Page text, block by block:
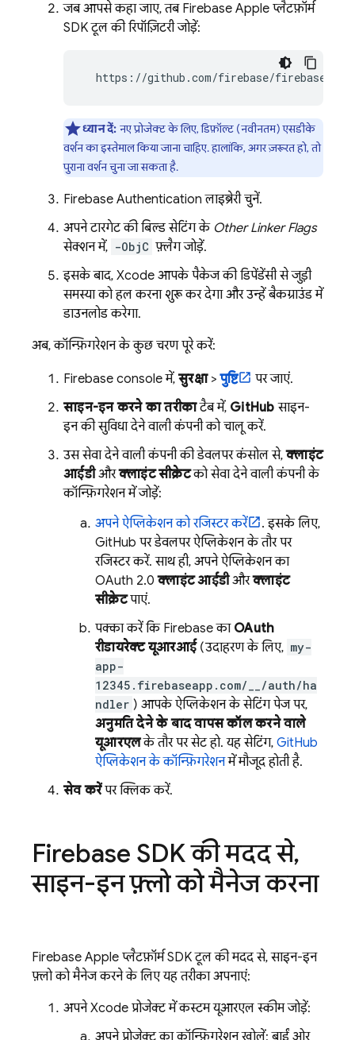
जब आपसे कहा जाए, तब Firebase Apple प्लैटफ़ॉर्म
SDK टूल की रिपॉज़िटरी जोड़ें:
https://github.com/firebase/firebase-
ध्यान दें: नए प्रोजेक्ट के लिए, डिफ़ॉल्ट (नवीनतम) एसडीके
वर्शन का इस्तेमाल किया जाना चाहिए. हालांकि, अगर ज़रूरत हो, तो
पुराना वर्शन चुना जा सकता है.
Firebase Authentication लाइब्रेरी चुनें.
अपने टारगेट की बिल्ड सेटिंग के Other Linker Flags
सेक्शन में, -ObjC फ़्लैग जोड़ें.
इसके बाद, Xcode आपके पैकेज की डिपेंडेंसी से जुड़ी
समस्या को हल करना शुरू कर देगा और उन्हें बैकग्राउंड में
डाउनलोड करेगा.
अब, कॉन्फ़िगरेशन के कुछ चरण पूरे करें:
Firebase console में, सुरक्षा>पुष्टि
पर जाएं.
साइन-इन करने का तरीकाटैब में, GitHub साइन-
इन की सुविधा देने वाली कंपनी को चालू करें.
उस सेवा देने वाली कंपनी की डेवलपर कंसोल से,क्लाइंट
आईडीऔरक्लाइंट सीक्रेटको सेवा देने वाली कंपनी के
कॉन्फ़िगरेशन में जोड़ें:
अपने ऐप्लिकेशन को रजिस्टर करें
. इसके लिए,
GitHub पर डेवलपर ऐप्लिकेशन के तौर पर
रजिस्टर करें. साथ ही, अपने ऐप्लिकेशन का
OAuth 2.0क्लाइंट आईडीऔरक्लाइंट
सीक्रेटपाएं.
पक्का करें कि Firebase का OAuth
रीडायरेक्ट यूआरआई(उदाहरण के लिए, my-
app-
12345.firebaseapp.com/__/auth/ha
ndler ) आपके ऐप्लिकेशन के सेटिंग पेज पर,
अनुमति देने के बाद वापस कॉल करने वाले
यूआरएलके तौर पर सेट हो. यह सेटिंग,GitHub
ऐप्लिकेशन के कॉन्फ़िगरेशनमें मौजूद होती है.
सेव करेंपर क्लिक करें.
Firebase SDK की मदद से,
साइन-इन फ़्लो को मैनेज करना
Firebase Apple प्लैटफ़ॉर्म SDK टूल की मदद से, साइन-इन
फ़्लो को मैनेज करने के लिए यह तरीका अपनाएं:
अपने Xcode प्रोजेक्ट में कस्टम यूआरएल स्कीम जोड़ें:
अपने प्रोजेक्ट का कॉन्फ़िगरेशन खोलें: बाईं ओर